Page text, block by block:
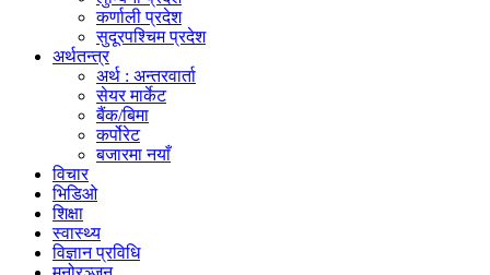
कर्णाली प्रदेश
सुदूरपश्चिम प्रदेश
अर्थतन्त्र
अर्थ : अन्तरवार्ता
सेयर मार्केट
बैंक/बिमा
कर्पोरेट
बजारमा नयाँ
विचार
भिडिओ
शिक्षा
स्वास्थ्य
विज्ञान प्रविधि